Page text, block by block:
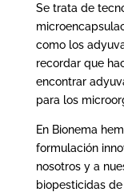
Se trata de
como los
recordar que
encontrar
para los
En Bionema
formulación
nosotros y a
biopesticidas